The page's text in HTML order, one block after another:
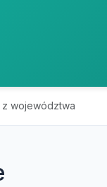
z województwa